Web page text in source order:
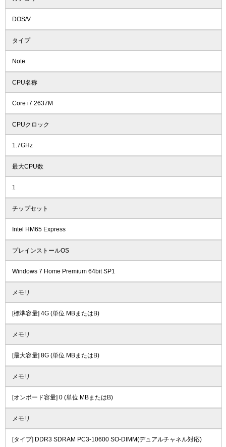
DOS/V
タイプ
Note
CPU名称
Core i7 2637M
CPUクロック
1.7GHz
最大CPU数
1
チップセット
Intel HM65 Express
プレインストールOS
Windows 7 Home Premium 64bit SP1
メモリ
[標準容量] 4G (単位 MBまたはB)
メモリ
[最大容量] 8G (単位 MBまたはB)
メモリ
[オンボード容量] 0 (単位 MBまたはB)
メモリ
[タイプ] DDR3 SDRAM PC3-10600 SO-DIMM(デュアルチャネル対応)